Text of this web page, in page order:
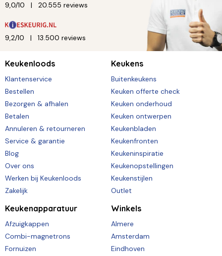
9,0/10 20.555 reviews
9,2/10 13.500 reviews
Keukenloods
Klantenservice
Bestellen
Bezorgen & afhalen
Betalen
Annuleren & retourneren
Service & garantie
Blog
Over ons
Werken bij Keukenloods
Zakelijk
Keukens
Buitenkeukens
Keuken offerte check
Keuken onderhoud
Keuken ontwerpen
Keukenbladen
Keukenfronten
Keukeninspiratie
Keukenopstellingen
Keukenstijlen
Outlet
Keukenapparatuur
Afzuigkappen
Combi-magnetrons
Fornuizen
Winkels
Almere
Amsterdam
Eindhoven